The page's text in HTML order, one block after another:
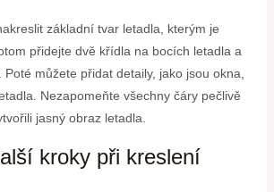
základní tvar letadla, kterým je
přidejte dvě křídla na bocích letadla a
Poté můžete přidat detaily, jako jsou okna,
Nezapomeňte všechny čáry pečlivě
jasný obraz letadla.
kroky při kreslení